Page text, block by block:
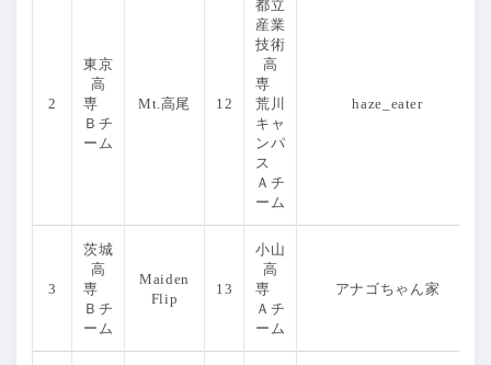
2
東京
高
専
Ｂチ
ーム
Mt.高尾 12
都立
産業
技術
高
専
荒川
キャ
ンパ
ス
Ａチ
ーム
haze_eater
3
茨城
高
専
Ｂチ
ーム
Maiden
Flip
13
小山
高
専
Ａチ
ーム
アナゴちゃん家